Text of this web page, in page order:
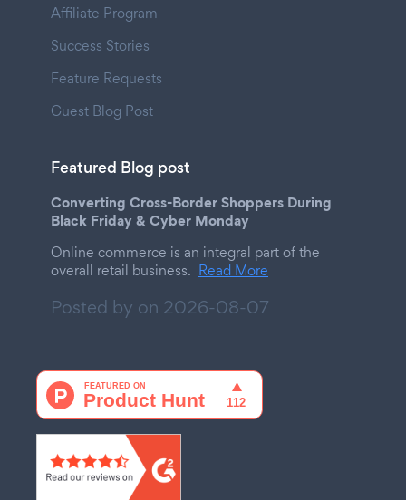
Affiliate Program
Success Stories
Feature Requests
Guest Blog Post
Featured Blog post
Converting Cross-Border Shoppers During
Black Friday & Cyber Monday
Online commerce is an integral part of the
overall retail business. Read More
Posted by on 2026-08-07